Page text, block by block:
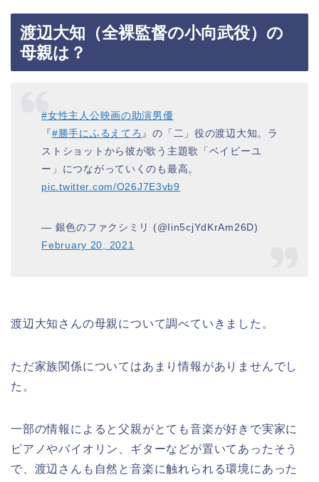
渡辺大知（全裸監督の小向武役）の
母親は？
#女性主人公映画の助演男優
『#勝手にふるえてろ 』の「二」役の渡辺大知。ラ
ストショットから彼が歌う主題歌「ベイビーユ
ー」につながっていくのも最高。
pic.twitter.com/O26J7E3vb9
— 銀色のファクシミリ (@Iin5cjYdKrAm26D)
February 20, 2021
渡辺大知さんの母親について調べていきました。
ただ家族関係についてはあまり情報がありませんでし
た。
一部の情報によると父親がとても音楽が好きで実家に
ピアノやバイオリン、ギターなどが置いてあったそう
で、渡辺さんも自然と音楽に触れられる環境にあった